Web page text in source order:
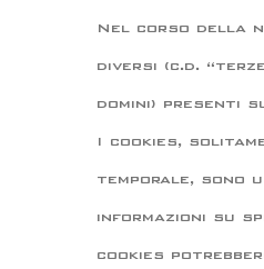
Nel corso della
diversi (c.d.
domini) presenti
I cookies,
temporale, sono
informazioni su
cookies